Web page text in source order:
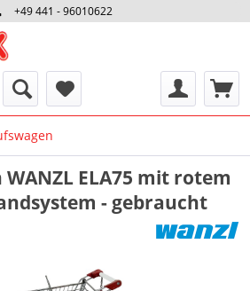
+49 441 - 96010622
ELA75 mit rotem
- gebraucht